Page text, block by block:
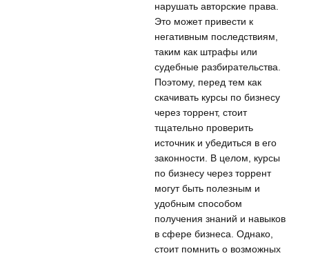
нарушать авторские права.
Это может привести к
негативным последствиям,
таким как штрафы или
судебные разбирательства.
Поэтому, перед тем как
скачивать курсы по бизнесу
через торрент, стоит
тщательно проверить
источник и убедиться в его
законности. В целом, курсы
по бизнесу через торрент
могут быть полезным и
удобным способом
получения знаний и навыков
в сфере бизнеса. Однако,
стоит помнить о возможных